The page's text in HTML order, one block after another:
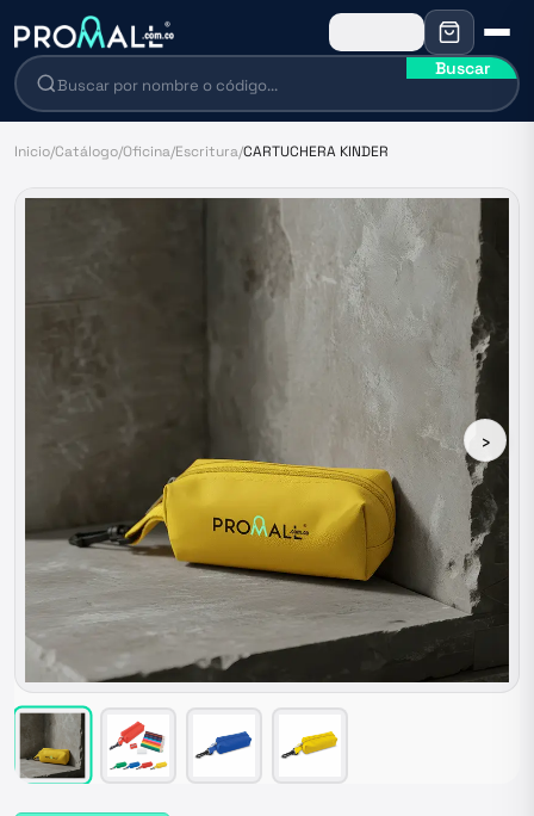
Buscar
Inicio/Catálogo/Oficina/Escritura/CARTUCHERA KINDER
›